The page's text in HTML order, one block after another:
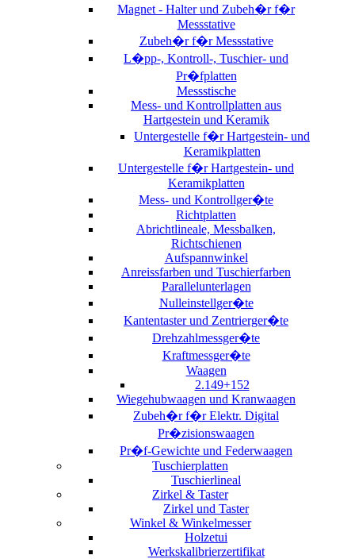
Magnet - Halter und Zubeh�r f�r
Messstative
Zubeh�r f�r Messstative
L�pp-, Kontroll-, Tuschier- und
Pr�fplatten
Messstische
Mess- und Kontrollplatten aus
Hartgestein und Keramik
Untergestelle f�r Hartgestein- und
Keramikplatten
Untergestelle f�r Hartgestein- und
Keramikplatten
Mess- und Kontrollger�te
Richtplatten
Abrichtlineale, Messbalken,
Richtschienen
Aufspannwinkel
Anreissfarben und Tuschierfarben
Parallelunterlagen
Nulleinstellger�te
Kantentaster und Zentrierger�te
Drehzahlmessger�te
Kraftmessger�te
Waagen
2.149+152
Wiegehubwaagen und Kranwaagen
Zubeh�r f�r Elektr. Digital
Pr�zisionswaagen
Pr�f-Gewichte und Federwaagen
Tuschierplatten
Tuschierlineal
Zirkel & Taster
Zirkel und Taster
Winkel & Winkelmesser
Holzetui
Werkskalibrierzertifikat